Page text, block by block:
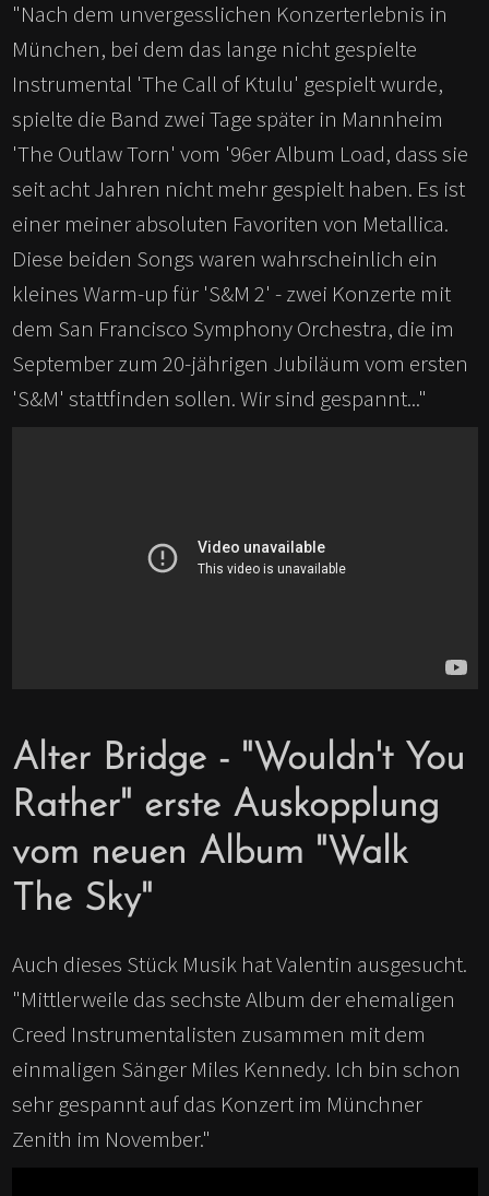
"Nach dem unvergesslichen Konzerterlebnis in
München, bei dem das lange nicht gespielte
Instrumental 'The Call of Ktulu' gespielt wurde,
spielte die Band zwei Tage später in Mannheim
'The Outlaw Torn' vom '96er Album Load, dass sie
seit acht Jahren nicht mehr gespielt haben. Es ist
einer meiner absoluten Favoriten von Metallica.
Diese beiden Songs waren wahrscheinlich ein
kleines Warm-up für 'S&M 2' - zwei Konzerte mit
dem San Francisco Symphony Orchestra, die im
September zum 20-jährigen Jubiläum vom ersten
'S&M' stattfinden sollen. Wir sind gespannt..."
Alter Bridge - "Wouldn't You
Rather" erste Auskopplung
vom neuen Album "Walk
The Sky"
Auch dieses Stück Musik hat Valentin ausgesucht.
"Mittlerweile das sechste Album der ehemaligen
Creed Instrumentalisten zusammen mit dem
einmaligen Sänger Miles Kennedy. Ich bin schon
sehr gespannt auf das Konzert im Münchner
Zenith im November."